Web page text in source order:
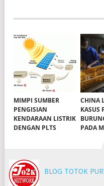
MIMPI SUMBER
PENGISIAN
KENDARAAN LISTRIK
DENGAN PLTS
CHINA
KASUS
PADA
BLOG TOTOK